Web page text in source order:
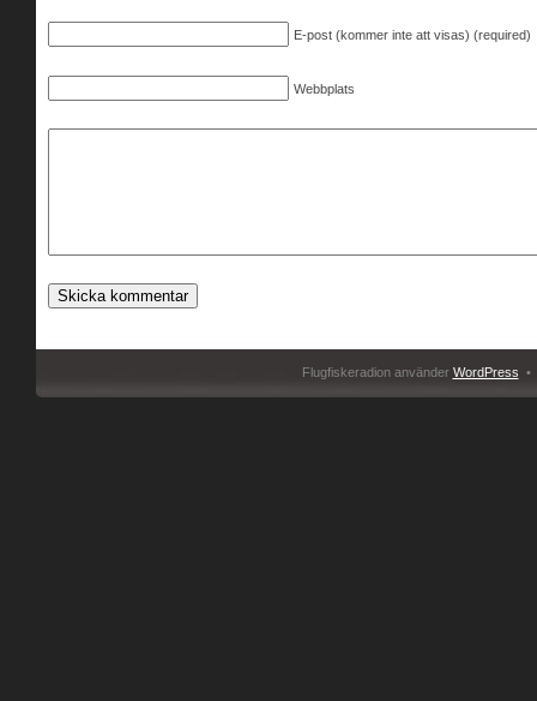
E-post (kommer inte att visas) (required)
Webbplats
Flugfiskeradion använder WordPress •